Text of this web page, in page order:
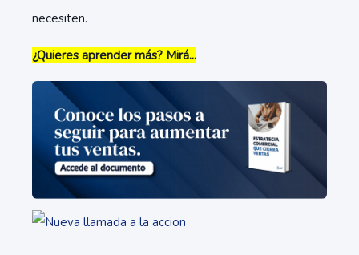
necesiten.
¿Quieres aprender más? Mirá...